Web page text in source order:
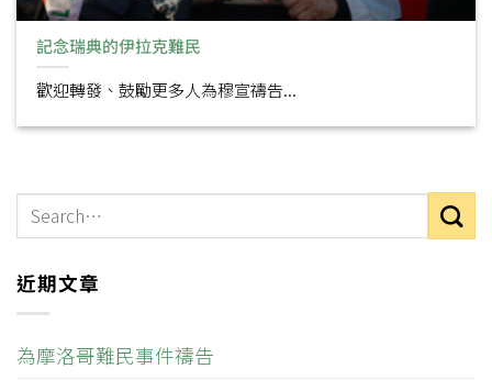
記念瑞典的伊拉克難民
歡迎轉發、鼓勵更多人為穆宣禱告...
近期文章
為摩洛哥難民事件禱告